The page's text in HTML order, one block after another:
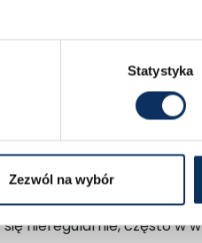
Statystyka
Zezwól na wybór
w naszym placu.
właśnie oferta „od ręki”
ręki?
nieregularnie, często w